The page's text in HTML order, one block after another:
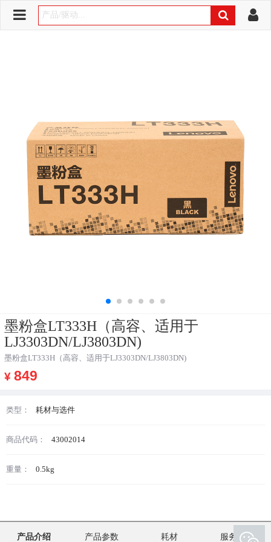
墨粉盒LT333H（高容、适用于
LJ3303DN/LJ3803DN)
墨粉盒LT333H（高容、适用于LJ3303DN/LJ3803DN)
¥ 849
类型： 耗材与选件
商品代码： 43002014
重量： 0.5kg
产品介绍 产品参数 耗材 服务支持